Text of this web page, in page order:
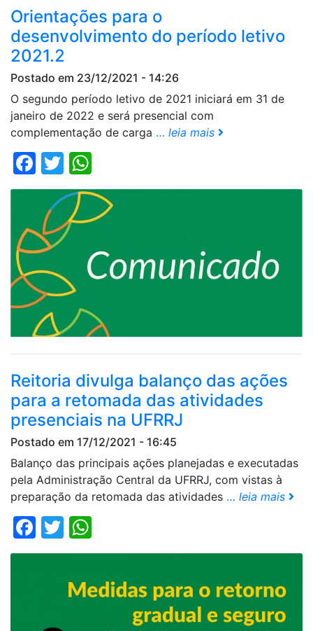
Orientações para o
desenvolvimento do período letivo
2021.2
Postado em 23/12/2021 - 14:26
O segundo período letivo de 2021 iniciará em 31 de
janeiro de 2022 e será presencial com
complementação de carga … leia mais
Facebook
Twitter
Reitoria divulga balanço das ações
para a retomada das atividades
presenciais na UFRRJ
Postado em 17/12/2021 - 16:45
Balanço das principais ações planejadas e executadas
pela Administração Central da UFRRJ, com vistas à
preparação da retomada das atividades … leia mais
Facebook
Twitter